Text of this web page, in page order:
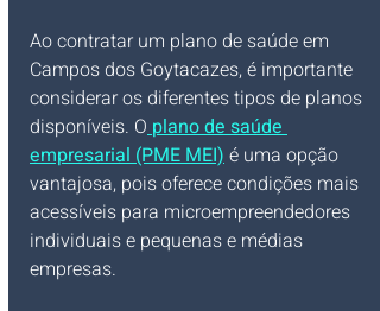
Ao contratar um plano de saúde em
Campos dos Goytacazes, é importante
considerar os diferentes tipos de planos
disponíveis. O plano de saúde
empresarial (PME MEI) é uma opção
vantajosa, pois oferece condições mais
acessíveis para microempreendedores
individuais e pequenas e médias
empresas.